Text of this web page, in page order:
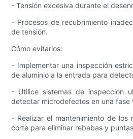
- Tensión excesiva durante el
- Procesos de recubrimiento
de tensión.
Cómo evitarlos:
- Implementar una inspección
de aluminio a la entrada para
- Utilice sistemas de inspección
detectar microdefectos en una fase
- Realizar el mantenimiento de los
corte para eliminar rebabas y